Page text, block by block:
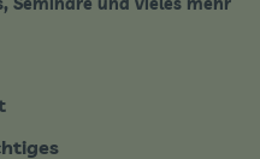
zu https://place2bio.de/